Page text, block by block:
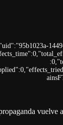
vuelve